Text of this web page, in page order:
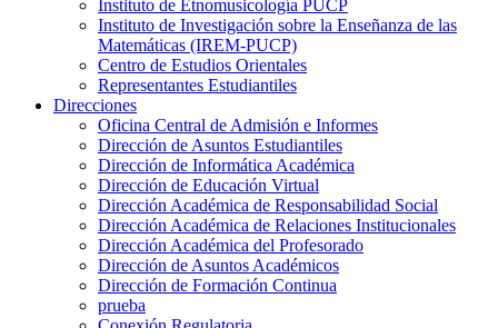
Instituto de Etnomusicología PUCP
Instituto de Investigación sobre la Enseñanza de las
Matemáticas (IREM-PUCP)
Centro de Estudios Orientales
Representantes Estudiantiles
Direcciones
Oficina Central de Admisión e Informes
Dirección de Asuntos Estudiantiles
Dirección de Informática Académica
Dirección de Educación Virtual
Dirección Académica de Responsabilidad Social
Dirección Académica de Relaciones Institucionales
Dirección Académica del Profesorado
Dirección de Asuntos Académicos
Dirección de Formación Continua
prueba